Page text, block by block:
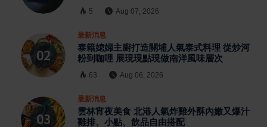
5 Aug 07, 2026
最新消息
泰籍媳婦主廚打造關埔人氣泰式料理 從炒河
粉到咖哩 展現現點現做南洋風味層次
63 Aug 06, 2026
最新消息
雲林宵夜美食 北港人氣炸雞外酥內嫩又爆汁
雞排、小點、飲品自由搭配